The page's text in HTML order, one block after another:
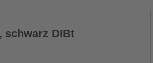
schwarz DIBt